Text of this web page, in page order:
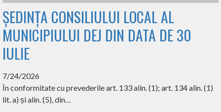
ȘEDINȚA CONSILIULUI LOCAL AL
MUNICIPIULUI DEJ DIN DATA DE 30
IULIE
7/24/2026
În conformitate cu prevederile art. 133 alin. (1); art. 134 alin. (1)
lit. a) și alin. (5), din…